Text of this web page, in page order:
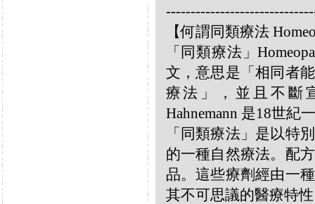
【何謂同類療法
「同類療法」
文，意思是「相同者
療法」，並且不斷
Hahnemann 是18世紀
「同類療法」是以特
的一種自然療法。配
品。這些療劑經由一
其不可思議的醫療特